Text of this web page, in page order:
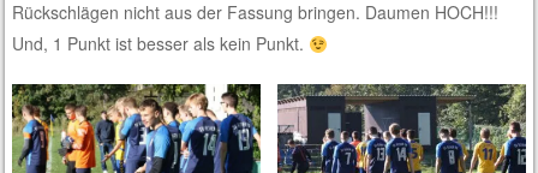
Rückschlägen nicht aus der Fassung bringen. Daumen HOCH!!!
Und, 1 Punkt ist besser als kein Punkt.